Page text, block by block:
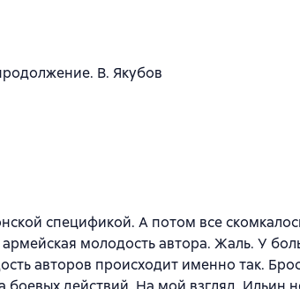
В. Якубов
спецификой. А потом все
молодость автора. Жаль. У
авторов происходит именно так.